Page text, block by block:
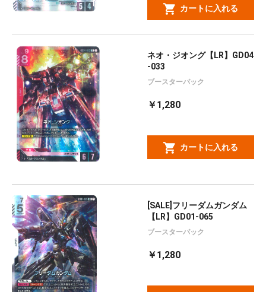
カートに入れる
ネオ・ジオング【LR】GD04
-033
ブースターパック
￥1,280
カートに入れる
[SALE]フリーダムガンダム
【LR】GD01-065
ブースターパック
￥1,280